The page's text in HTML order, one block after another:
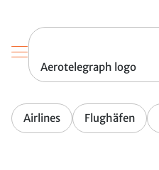
Aerotelegraph logo
Airlines Flughäfen